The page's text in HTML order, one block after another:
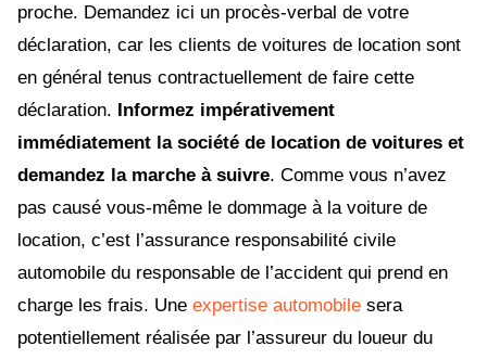
proche. Demandez ici un procès-verbal de votre
déclaration, car les clients de voitures de location sont
en général tenus contractuellement de faire cette
déclaration. Informez impérativement
immédiatement la société de location de voitures et
demandez la marche à suivre. Comme vous n’avez
pas causé vous-même le dommage à la voiture de
location, c’est l’assurance responsabilité civile
automobile du responsable de l’accident qui prend en
charge les frais. Une expertise automobile sera
potentiellement réalisée par l’assureur du loueur du